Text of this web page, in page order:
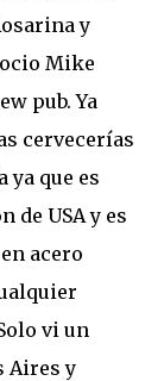
y
Mike
pub. Ya
cervecerías
ya que es
de USA y es
acero
vi un
Aires y